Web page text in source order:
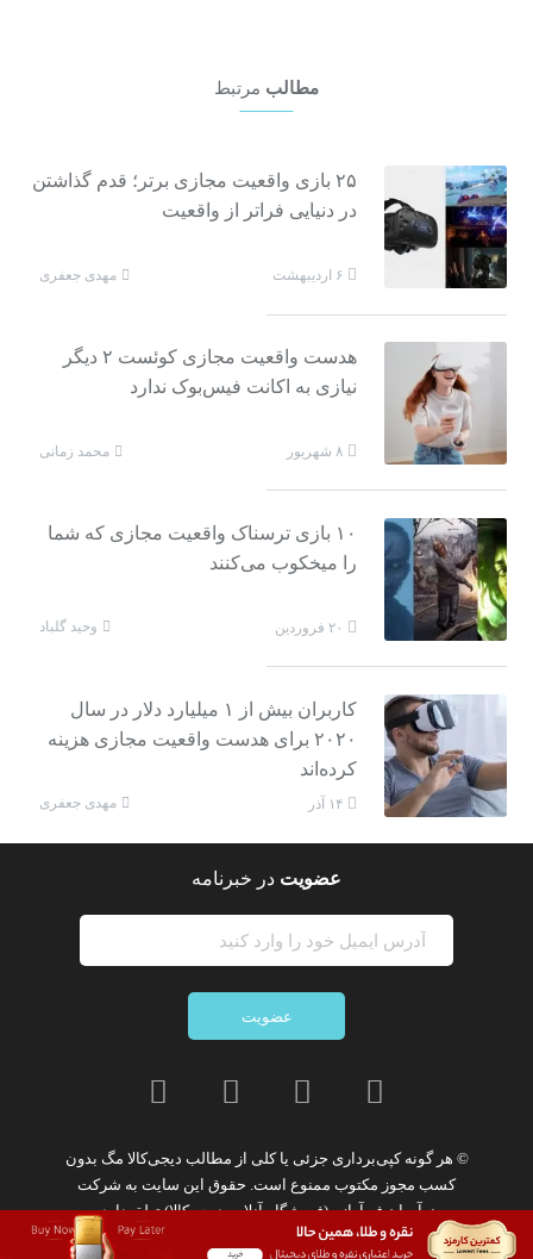
مطالب مرتبط
۲۵ بازی واقعیت مجازی برتر؛ قدم گذاشتن
در دنیایی فراتر از واقعیت
۶ اردیبهشت مهدی جعفری
هدست واقعیت مجازی کوئست ۲ دیگر
نیازی به اکانت فیس‌بوک ندارد
۸ شهریور محمد زمانی
۱۰ بازی ترسناک واقعیت مجازی که شما
را میخکوب می‌کنند
۲۰ فروردین وحید گلباد
کاربران بیش از ۱ میلیارد دلار در سال
۲۰۲۰ برای هدست واقعیت مجازی هزینه
کرده‌اند
۱۴ آذر مهدی جعفری
عضویت در خبرنامه
عضویت
© هر گونهکپی‌برداری جزئی یا کلی از مطالب دیجی‌کالا مگ بدون
کسب مجوز مکتوب ممنوع است. حقوق این سایت به شرکت
نوآوران فن‌آوازه (فروشگاه آنلاین دیجی‌کالا)تعلق دارد.